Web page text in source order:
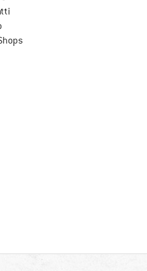
Trovi tutte le informazioni qui!